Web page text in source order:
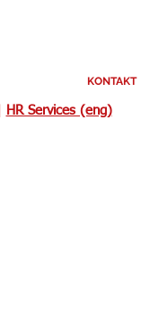
KONTAKT
HR Services (eng)